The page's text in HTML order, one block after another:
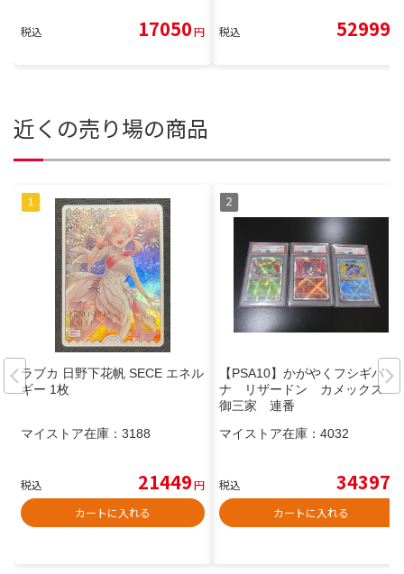
税込 17050円 税込 52999
近くの売り場の商品
ラブカ 日野下花帆 SECE エネル
ギー 1枚
マイストア在庫： 3188
税込 21449円
カートに入れる
【PSA10】かがやくフシギバ
ナ リザードン カメックス
御三家 連番
マイストア在庫： 4032
税込 34397
カートに入れる